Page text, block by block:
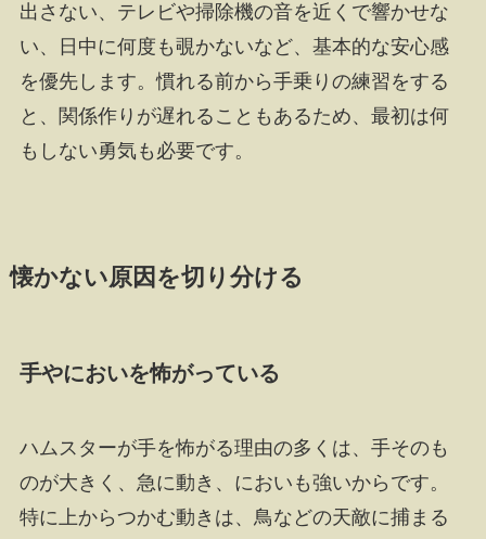
出さない、テレビや掃除機の音を近くで響かせな
い、日中に何度も覗かないなど、基本的な安心感
を優先します。慣れる前から手乗りの練習をする
と、関係作りが遅れることもあるため、最初は何
もしない勇気も必要です。
懐かない原因を切り分ける
手やにおいを怖がっている
ハムスターが手を怖がる理由の多くは、手そのも
のが大きく、急に動き、においも強いからです。
特に上からつかむ動きは、鳥などの天敵に捕まる